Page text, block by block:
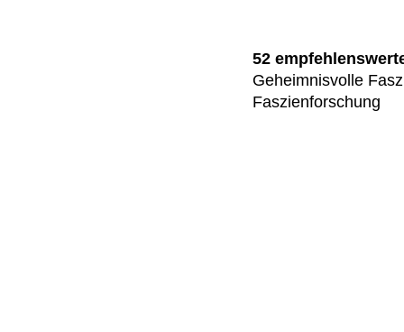
52
Geheimnisvolle
Faszienforschung